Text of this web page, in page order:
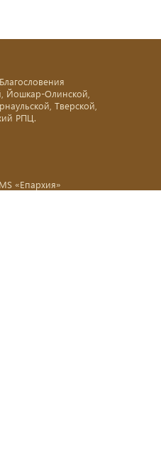
Йошкар-Олинской,
Тверской,
РПЦ.
«Епархия»